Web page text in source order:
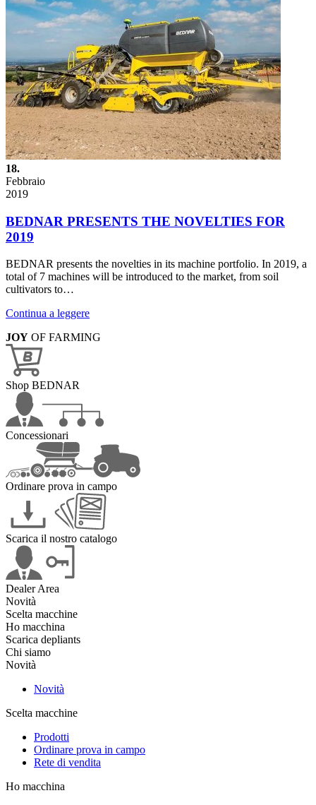
18.
Febbraio
2019
BEDNAR PRESENTS THE NOVELTIES FOR
2019
BEDNAR presents the novelties in its machine portfolio. In 2019, a
total of 7 machines will be introduced to the market, from soil
cultivators to…
Continua a leggere
JOY OF FARMING
Shop BEDNAR
Concessionari
Ordinare prova in campo
Scarica il nostro catalogo
Dealer Area
Novità
Scelta macchine
Ho macchina
Scarica depliants
Chi siamo
Novità
Novità
Scelta macchine
Prodotti
Ordinare prova in campo
Rete di vendita
Ho macchina